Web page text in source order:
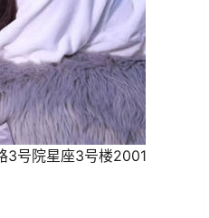
3号院星座3号楼2001